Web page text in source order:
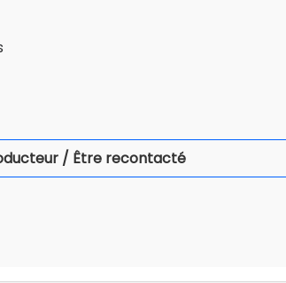
/ Être recontacté